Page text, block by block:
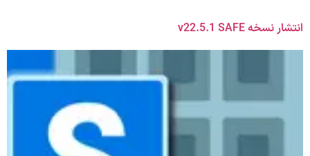
انتشار نسخه v22.5.1 SAFE